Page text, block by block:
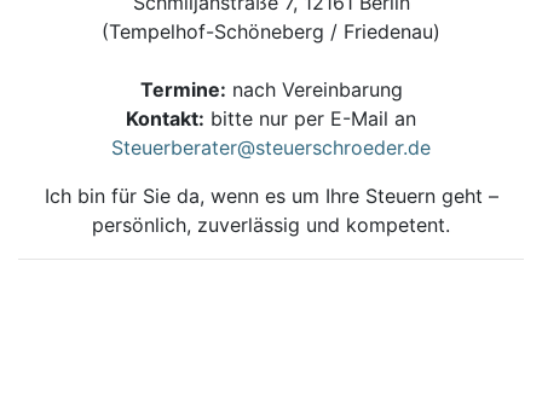
(Tempelhof-Schöneberg / Friedenau)
Termine: nach Vereinbarung
Kontakt: bitte nur per E-Mail an
Steuerberater@steuerschroeder.de
Ich bin für Sie da, wenn es um Ihre Steuern geht –
persönlich, zuverlässig und kompetent.